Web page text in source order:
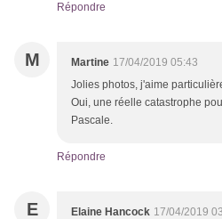
Répondre
M Martine 17/04/2019 05:43
Jolies photos, j'aime
Oui, une réelle catastrophe
Pascale.
Répondre
E Elaine Hancock 17/04/2019